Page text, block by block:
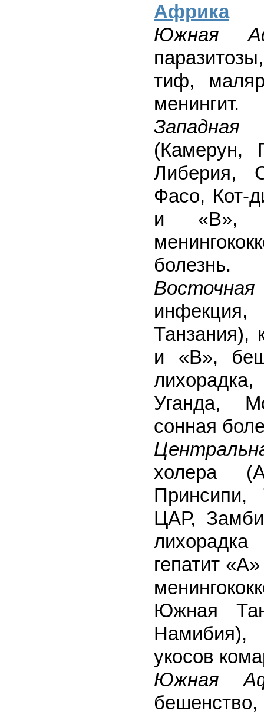
Африка
Южная
тиф,
менингит.
(Камерун,
Либерия,
Фасо, Кот-
и «В»,
болезнь.
Танзания),
и «В»,
Уганда,
сонная
холера
Принсипи,
ЦАР,
гепатит
Южная
Намибия),
укосов
Южная